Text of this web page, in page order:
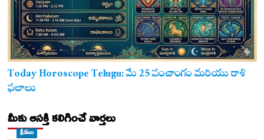
Today Horoscope Telugu: మే 25 పంచాంగం మరియు రాశి
ఫలాలు
మీకు ఆసక్తి కలిగించే వార్తలు
క్రీడలు